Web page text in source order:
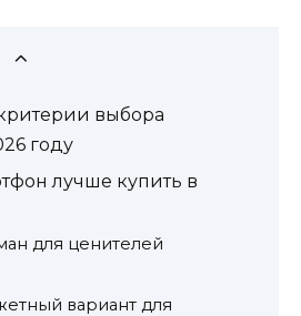
выбора
году
лучше купить в
для ценителей
вариант для